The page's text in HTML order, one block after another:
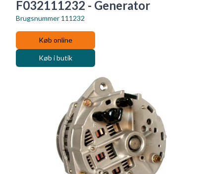
F032111232 - Generator
Brugsnummer 111232
Køb online
Køb i butik